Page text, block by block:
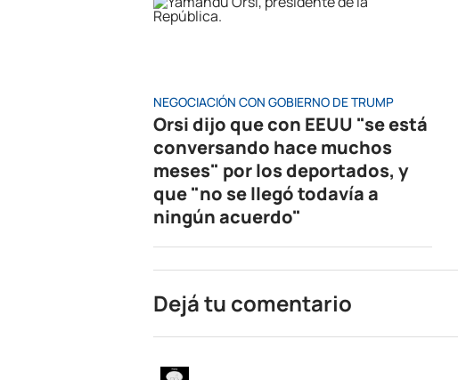
NEGOCIACIÓN CON GOBIERNO DE TRUMP
Orsi dijo que con EEUU "se está
conversando hace muchos
meses" por los deportados, y
que "no se llegó todavía a
ningún acuerdo"
Dejá tu comentario